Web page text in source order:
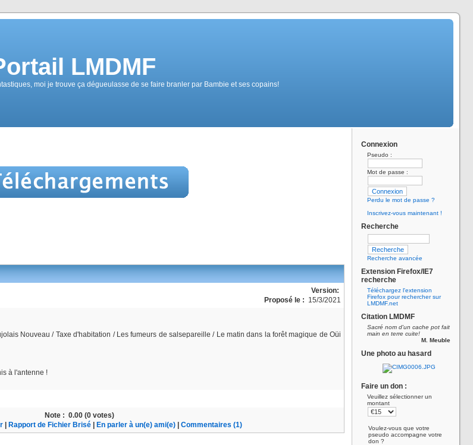
LMDMF
moi je trouve ça dégueulasse de se faire branler par Bambie et ses copains!
Version:
Proposé le : 15/3/2021
Nouveau / Taxe d'habitation / Les fumeurs de salsepareille / Le matin dans la forêt magique de Oüi
à l'antenne !
Note : 0.00 (0 votes)
Rapport de Fichier Brisé En parler à un(e) ami(e) Commentaires (1)
Connexion
Pseudo :
Mot de passe :
Perdu le mot de passe ?
Inscrivez-vous maintenant !
Recherche
Recherche avancée
Extension Firefox/IE7
recherche
Téléchargez l'extension
Firefox pour rechercher sur
LMDMF.net
Citation LMDMF
Sacré nom d'un cache pot fait
main en terre cuite!
M. Meuble
Une photo au hasard
Faire un don :
Veuillez sélectionner un
montant
Voulez-vous que votre
pseudo accompagne votre
don ?